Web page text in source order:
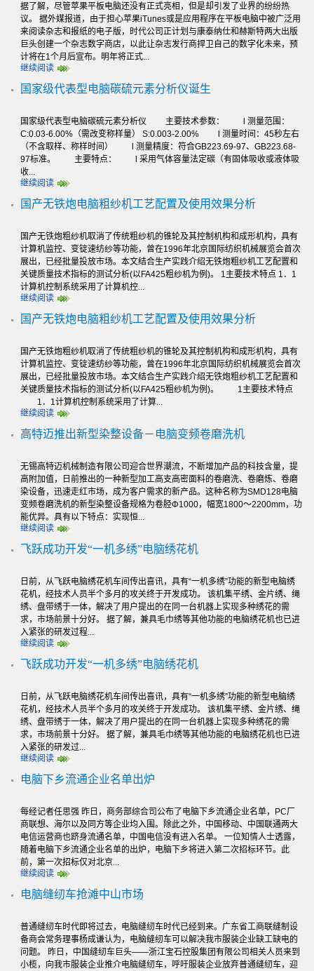
据了解，尽管苹果平板电脑还没有正式亮相，但是却引发了业界的纷纷热
议。 据外媒报道，由于担心苹果iTunes或是应用程序在平板电脑中被广泛用
来阅读杂志和报纸的电子版，时代公司正计划与康泰纳仕和赫斯特两大出版
巨头创建一个杂志数字商店，以此让杂志发行商捍卫自己的数字化未来，预
计将在1个月后宣布。明年将正式...
继续阅读
国家级代表型电脑碳硫元素分析仪诞生
国家级代表型电脑碳硫元素分析仪 主要技术参数： l 测量范围：
C:0.03-6.00%（需改变称样量） S:0.003-2.00% l 测量时间：45秒左右
（不含取样、称样时间） l 测量精度：符合GB223.69-97、GB223.68-
97标准。 主要特点： l 采用气体容量法定碳（有固体吸收或液体吸
收...
继续阅读
国产无铁炮电脑粗纱机工艺配置及使用效果分析
国产无铁炮粗纱机取消了传统粗纱机的锥轮及其控制机构和成形机构，具有
计算机监控、变锭速纺纱等功能，曾在1996年北京国际纺织机械展览会首次
展出，已经批量投放市场。本文结合生产实践介绍无铁炮粗纱机工艺配置和
关键质量技术指标的测试分析(以FA425粗纱机为例)。 1主要技术特点 1．1
计算机控制系统采用了计算机控...
继续阅读
国产无铁炮电脑粗纱机工艺配置及使用效果分析
国产无铁炮粗纱机取消了传统粗纱机的锥轮及其控制机构和成形机构，具有
计算机监控、变锭速纺纱等功能，曾在1996年北京国际纺织机械展览会首次
展出，已经批量投放市场。本文结合生产实践介绍无铁炮粗纱机工艺配置和
关键质量技术指标的测试分析(以FA425粗纱机为例)。 1主要技术特点
1．1计算机控制系统采用了计算...
继续阅读
高特迈推出新型染整设备－电脑变频卷磨洗机
无锡高特迈机械制造有限公司迎合世界潮流，不断增加产品的科技含量，提
高附加值，日前推出的一种新型加工高支高密面料的卷磨洗、卷磨炼、卷磨
染设备，迅速走红市场，成为客户需求的新产品。这种名称为SMD128电脑
变频卷磨洗机的新型染整设备规格为卷胫Φ1000，幅宽1800～2200mm，功
能优异。具有以下特点：实现恒...
继续阅读
飞跃成功开发“一机多绣”电脑绣花机
日前，从飞跃电脑绣花机车间传出喜讯，具有“一机多绣”功能的新型电脑绣
花机，经技术人员半个多月的攻关终于开发成功。 该机集平绣、金片绣、绳
绣、盘带绣于一体，解决了用户提出的在同一台机器上实现多种绣花的需
求，市场前景十分好。 据了解，兼具毛巾绣等其他功能的电脑绣花机也已进
入紧张的研发过程...
继续阅读
飞跃成功开发“一机多绣”电脑绣花机
日前，从飞跃电脑绣花机车间传出喜讯，具有“一机多绣”功能的新型电脑绣
花机，经技术人员半个多月的攻关终于开发成功。 该机集平绣、金片绣、绳
绣、盘带绣于一体，解决了用户提出的在同一台机器上实现多种绣花的需
求，市场前景十分好。 据了解，兼具毛巾绣等其他功能的电脑绣花机也已进
入紧张的研发过...
继续阅读
电脑下乡流通企业名单出炉
每经记者任思强 昨日，商务部综合司公布了电脑下乡流通企业名单，PC厂
商联想、海尔以及同方等企业均入围。除此之外，中国移动、中国联通两大
电信运营商也跻身流通名单，中国电信没有进入名单。 一位知情人士透露，
随着电脑下乡流通企业名单的出炉，电脑下乡将进入第二次招标环节。此
前，第一次招标仅对北京...
继续阅读
电脑缝纫车抢滩中山市场
普通缝纫车时代即将过去，电脑缝纫车时代已经到来。广东省工商联缝制设
备商会常务理事杨成谦认为，电脑缝纫车可以解决我市服装企业缺工缺电的
问题。 昨日，中国缝纫车巨头——浙江宝石控股集团有限公司相关人员来到
小榄，向我市服装企业推介电脑缝纫车，呼吁服装企业放弃普通缝纫车，迎